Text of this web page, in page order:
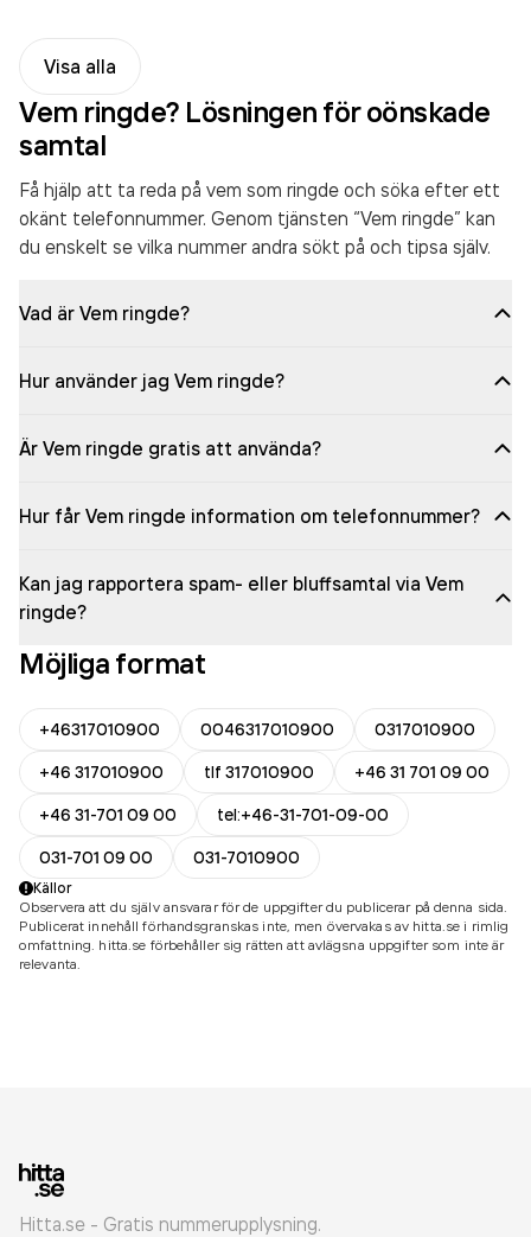
Visa alla
Vem ringde? Lösningen för oönskade
samtal
Få hjälp att ta reda på vem som ringde och söka efter ett
okänt telefonnummer. Genom tjänsten “Vem ringde” kan
du enskelt se vilka nummer andra sökt på och tipsa själv.
Vad är Vem ringde?
Hur använder jag Vem ringde?
Är Vem ringde gratis att använda?
Hur får Vem ringde information om telefonnummer?
Kan jag rapportera spam- eller bluffsamtal via Vem
ringde?
Möjliga format
+46317010900 0046317010900
0317010900
+46 317010900
tlf 317010900
+46 31 701 09 00
+46 31-701 09 00
tel:+46-31-701-09-00
031-701 09 00
031-7010900
Källor
Observera att du själv ansvarar för de uppgifter du publicerar på denna sida.
Publicerat innehåll förhandsgranskas inte, men övervakas av hitta.se i rimlig
omfattning. hitta.se förbehåller sig rätten att avlägsna uppgifter som inte är
relevanta.
Hitta.se - Gratis nummerupplysning.